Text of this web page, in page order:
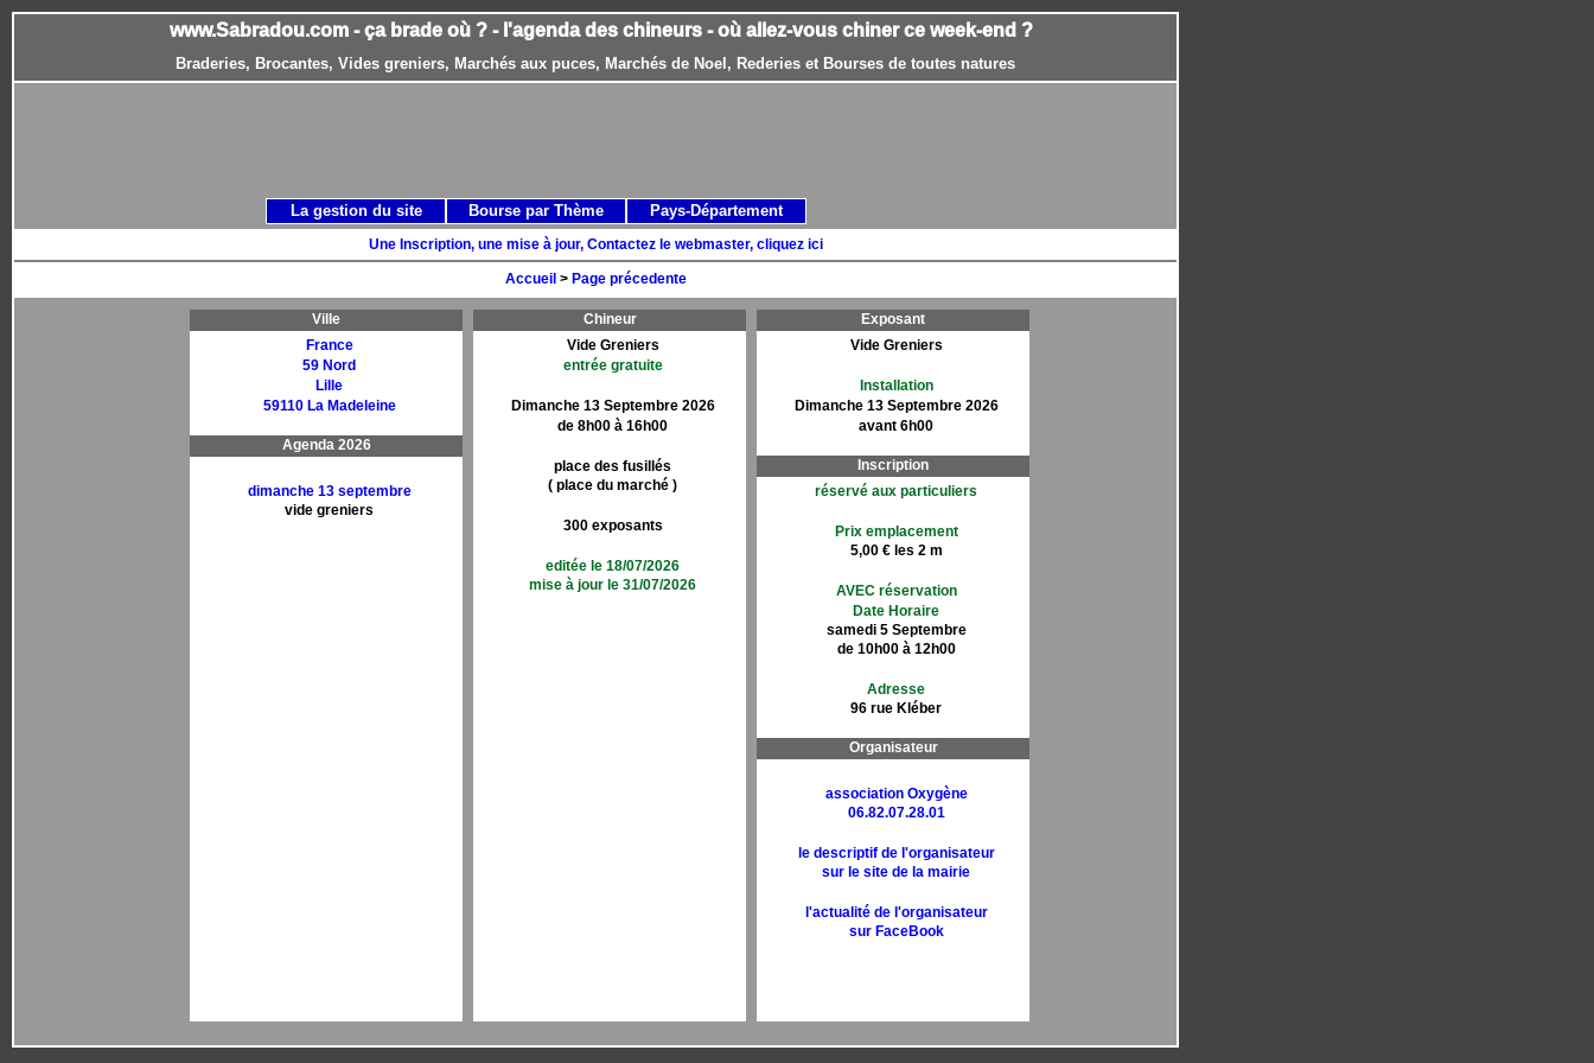
www.Sabradou.com - ça brade où ? - l'agenda des chineurs - où allez-vous chiner ce week-end ?
Braderies, Brocantes, Vides greniers, Marchés aux puces, Marchés de Noel, Rederies et Bourses de toutes natures
Une Inscription, une mise à jour, Contactez le webmaster, cliquez ici
Accueil > Page précedente
Ville
France
59 Nord
Lille
59110 La Madeleine
Agenda 2026
dimanche 13 septembre
vide greniers
Chineur
Vide Greniers
entrée gratuite
Dimanche 13 Septembre 2026
de 8h00 à 16h00
place des fusillés
( place du marché )
300 exposants
editée le 18/07/2026
mise à jour le 31/07/2026
Exposant
Vide Greniers
Installation
Dimanche 13 Septembre 2026
avant 6h00
Inscription
réservé aux particuliers
Prix emplacement
5,00 € les 2 m
AVEC réservation
Date Horaire
samedi 5 Septembre
de 10h00 à 12h00
Adresse
96 rue Kléber
Organisateur
association Oxygène
06.82.07.28.01
le descriptif de l'organisateur
sur le site de la mairie
l'actualité de l'organisateur
sur FaceBook
La gestion du site Bourse par Thème Pays-Département